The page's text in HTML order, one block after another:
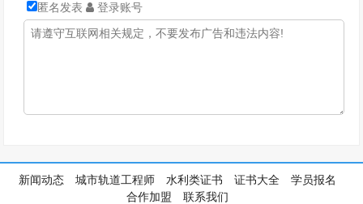
匿名发表 登录账号
新闻动态 城市轨道工程师 水利类证书 证书大全
学员报名
合作加盟
联系我们